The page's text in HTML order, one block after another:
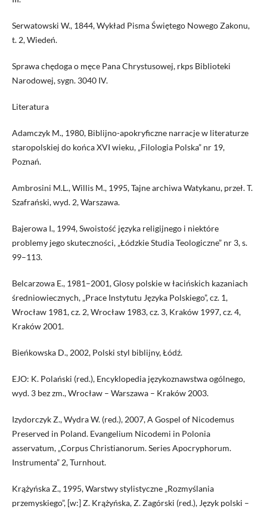
Serwatowski W., 1844, Wykład Pisma Świętego Nowego Zakonu,
t. 2, Wiedeń.
Sprawa chędoga o męce Pana Chrystusowej, rkps Biblioteki
Narodowej, sygn. 3040 IV.
Literatura
Adamczyk M., 1980, Biblijno-apokryficzne narracje w literaturze
staropolskiej do końca XVI wieku, „Filologia Polska” nr 19,
Poznań.
Ambrosini M.L., Willis M., 1995, Tajne archiwa Watykanu, przeł. T.
Szafrański, wyd. 2, Warszawa.
Bajerowa I., 1994, Swoistość języka religijnego i niektóre
problemy jego skuteczności, „Łódzkie Studia Teologiczne” nr 3, s.
99–113.
Belcarzowa E., 1981–2001, Glosy polskie w łacińskich kazaniach
średniowiecznych, „Prace Instytutu Języka Polskiego”, cz. 1,
Wrocław 1981, cz. 2, Wrocław 1983, cz. 3, Kraków 1997, cz. 4,
Kraków 2001.
Bieńkowska D., 2002, Polski styl biblijny, Łódź.
EJO: K. Polański (red.), Encyklopedia językoznawstwa ogólnego,
wyd. 3 bez zm., Wrocław – Warszawa – Kraków 2003.
Izydorczyk Z., Wydra W. (red.), 2007, A Gospel of Nicodemus
Preserved in Poland. Evangelium Nicodemi in Polonia
asservatum, „Corpus Christianorum. Series Apocryphorum.
Instrumenta” 2, Turnhout.
Krążyńska Z., 1995, Warstwy stylistyczne „Rozmyślania
przemyskiego”, [w:] Z. Krążyńska, Z. Zagórski (red.), Język polski –